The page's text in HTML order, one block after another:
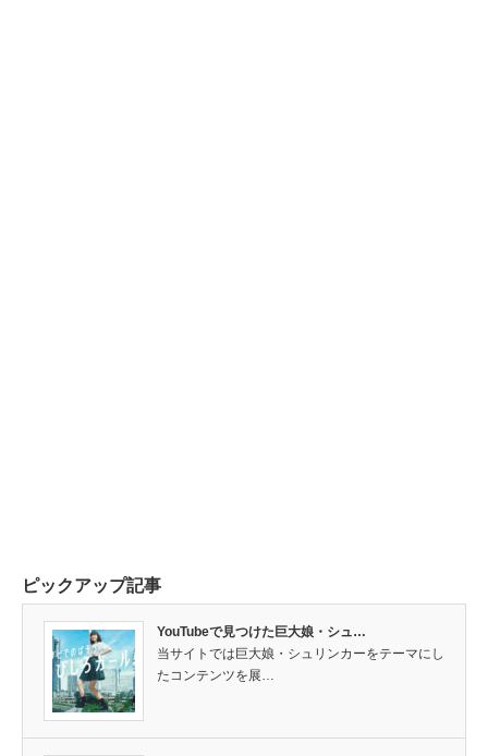
ピックアップ記事
YouTubeで見つけた巨大娘・シュ…
当サイトでは巨大娘・シュリンカーをテーマにし
たコンテンツを展…